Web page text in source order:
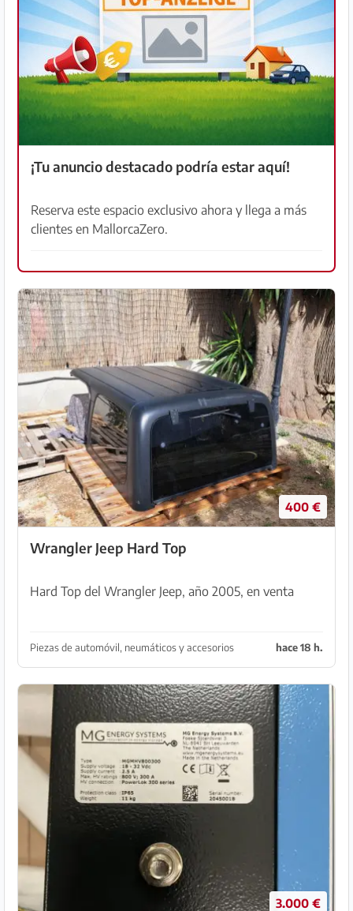
¡Tu anuncio destacado podría estar aquí!
Reserva este espacio exclusivo ahora y llega a más
clientes en MallorcaZero.
400 €
Wrangler Jeep Hard Top
Hard Top del Wrangler Jeep, año 2005, en venta
Piezas de automóvil, neumáticos y accesorios hace 18 h.
3.000 €